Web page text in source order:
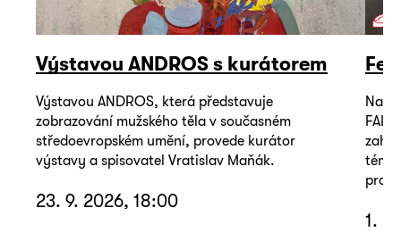
Výstavou ANDROS s kurátorem
Výstavou ANDROS, která představuje
zobrazování mužského těla v současném
středoevropském umění, provede kurátor
výstavy a spisovatel Vratislav Maňák.
23. 9. 2026, 18:00
téma
1. –